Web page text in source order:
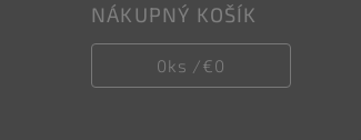
NÁKUPNÝ KOŠÍK
0ks /€0